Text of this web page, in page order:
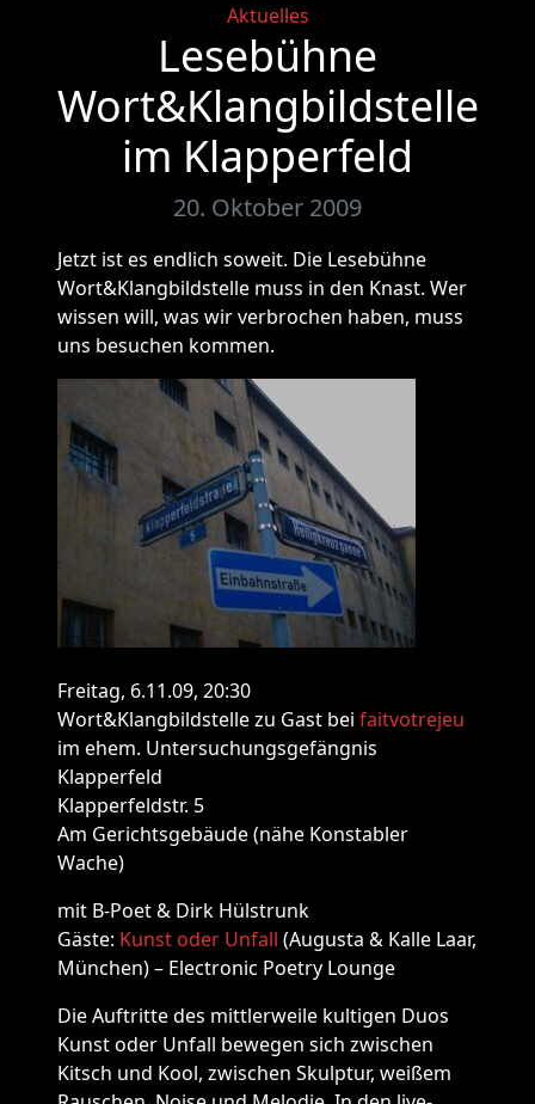
Categories
Aktuelles
Lesebühne
Wort&Klangbildstelle
im Klapperfeld
20. Oktober 2009
Jetzt ist es endlich soweit. Die Lesebühne
Wort&Klangbildstelle muss in den Knast. Wer
wissen will, was wir verbrochen haben, muss
uns besuchen kommen.
Freitag, 6.11.09, 20:30
Wort&Klangbildstelle zu Gast bei faitvotrejeu
im ehem. Untersuchungsgefängnis
Klapperfeld
Klapperfeldstr. 5
Am Gerichtsgebäude (nähe Konstabler
Wache)
mit B-Poet & Dirk Hülstrunk
Gäste: Kunst oder Unfall (Augusta & Kalle Laar,
München) – Electronic Poetry Lounge
Die Auftritte des mittlerweile kultigen Duos
Kunst oder Unfall bewegen sich zwischen
Kitsch und Kool, zwischen Skulptur, weißem